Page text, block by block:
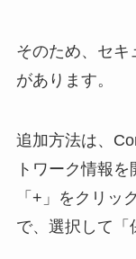
そのため、セキ
があります。
追加方法は、
トワーク情報
「+」をクリッ
で、選択して「